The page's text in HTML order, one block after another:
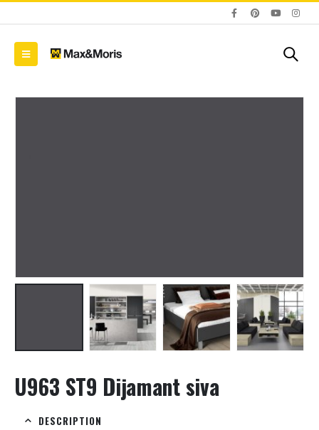
U963 ST9 Dijamant siva
DESCRIPTION